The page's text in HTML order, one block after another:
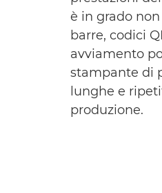
è in grado
barre, codici
avviamento
stampante di
lunghe e
produzione.